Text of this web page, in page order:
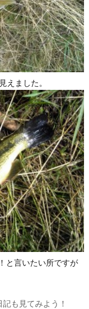
えました。
と言いたい所ですが
も見てみよう！